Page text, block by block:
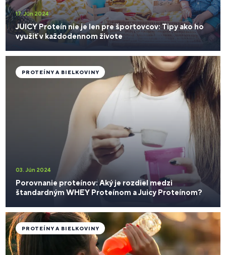
17. Jún 2024
JUICY Proteín nie je len pre športovcov: Tipy ako ho
využiť v každodennom živote
03. Jún 2024
Porovnanie proteínov: Aký je rozdiel medzi
štandardným WHEY Proteínom a Juicy Proteínom?
PROTEÍNY A BIELKOVINY
PROTEÍNY A BIELKOVINY